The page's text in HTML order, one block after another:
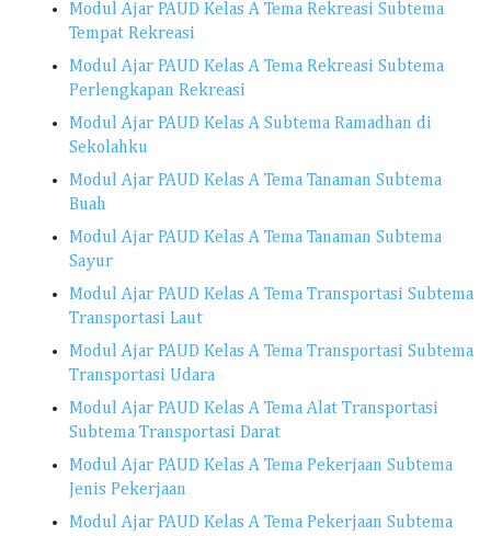
Modul Ajar PAUD Kelas A Tema Rekreasi Subtema
Tempat Rekreasi
Modul Ajar PAUD Kelas A Tema Rekreasi Subtema
Perlengkapan Rekreasi
Modul Ajar PAUD Kelas A Subtema Ramadhan di
Sekolahku
Modul Ajar PAUD Kelas A Tema Tanaman Subtema
Buah
Modul Ajar PAUD Kelas A Tema Tanaman Subtema
Sayur
Modul Ajar PAUD Kelas A Tema Transportasi Subtema
Transportasi Laut
Modul Ajar PAUD Kelas A Tema Transportasi Subtema
Transportasi Udara
Modul Ajar PAUD Kelas A Tema Alat Transportasi
Subtema Transportasi Darat
Modul Ajar PAUD Kelas A Tema Pekerjaan Subtema
Jenis Pekerjaan
Modul Ajar PAUD Kelas A Tema Pekerjaan Subtema